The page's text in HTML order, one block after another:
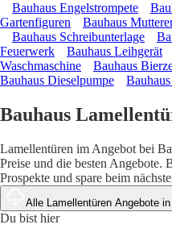
Bauhaus Engelstrompete
Gartenfiguren
Bauhaus
Bauhaus Schreibunterlage
Feuerwerk
Bauhaus Leihgerät
Waschmaschine
Bauhaus
Bauhaus Dieselpumpe
Bauhaus
Lamellentüren im Angebot bei
Preise und die besten Angebote.
Prospekte und spare beim
Alle Lamellentüren Angebote
Du bist hier